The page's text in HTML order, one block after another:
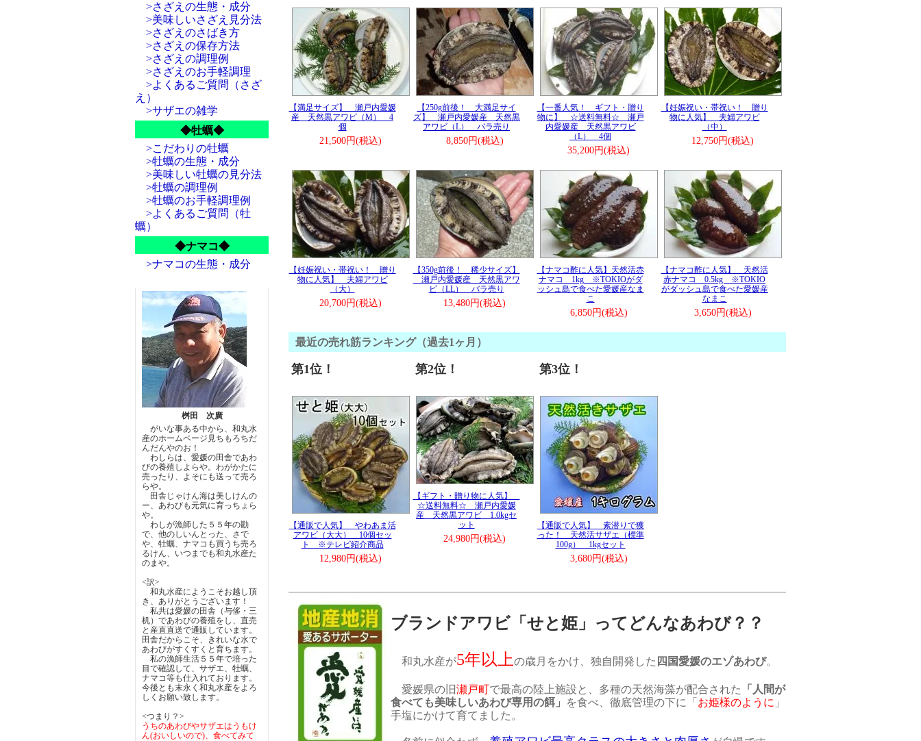
>さざえの生態・成分
>美味しいさざえ見分法
>さざえのさばき方
>さざえの保存方法
>さざえの調理例
>さざえのお手軽調理
>よくあるご質問（さざ
え）
>サザエの雑学
◆牡蠣◆
>こだわりの牡蠣
>牡蠣の生態・成分
>美味しい牡蠣の見分法
>牡蠣の調理例
>牡蠣のお手軽調理例
>よくあるご質問（牡
蠣）
◆ナマコ◆
>ナマコの生態・成分
桝田 次廣
がいな事ある中から、和丸水
産のホームページ見ちもろちだ
んだんやのお！
わしらは、愛媛の田舎であわ
びの養殖しよらや。わがかたに
売ったり、よそにも送って売ろ
らや。
田舎じゃけん海は美しけんの
ー、あわびも元気に育っちょら
や。
わしが漁師した５５年の勘
で、他のしいんとった、さで
や、牡蠣、ナマコも買うち売ろ
るけん、いつまでも和丸水産た
のまや。
<訳>
和丸水産にようこそお越し頂
き、ありがとうございます！
私共は愛媛の田舎（与侈・三
机）であわびの養殖をし、直売
と産直直送で通販しています。
田舎だからこそ、きれいな水で
あわびがすくすくと育ちます。
私の漁師生活５５年で培った
目で確認して、サザエ、牡蠣、
ナマコ等も仕入れております。
今後とも末永く和丸水産をよろ
しくお願い致します。
<つまり？>
うちのあわびやサザエはうもけ
ん(おいしいので)、食べてみて
年末年始、お届けします。
新着情報■ ───────────────(2024/12/9)
大手と違い、和丸水産は年末年始休みません。
毎日発送しますので、どうぞご注文下さい。
新着情報■ ───────────────(2024/11/11)
年末に向けてのご注文が増えております。
新着情報■ ───────────────(2024/10/16)
せと姫の出荷量が多くなってきました。
甘く美味しくて評判良いです。どうぞご利用下さい。
幻になってきています。
数量減少に高水温、磯焼けも日本各地で多発。
養殖アワビしか生き残らないかもしれません。
新着情報■ ───────────────(2024/8/12)
お盆でも発送してます。
ご注文も可能ですよ。
お盆のご注文、まだ間に合いますよ～。
美味しいアワビをご家族でお楽しみ下さい。
新着情報■ ───────────────(2024/7/24)
他社と違い、和丸水産はお盆期間も休みません。
す。
お中元やバーベキューでのご注文が増えております。
せと姫が多いです。どうぞご利用下さい。
新着情報■ ───────────────(2024/6/11)
父の日のご注文、まだ間に合います。せと姫が売れています。
新着情報■ ───────────────(2024/5/27)
父の日用にアワビ(せと姫)が売れています。
同時にサザエもよく売れています。
在庫はまだありますが、お早めにどうぞ。
新着情報■ ───────────────(2024/5/9)
あわびがバーベキュー用に売れています。
どうぞご利用下さい。
新着情報■ ───────────────(2024/5/2)
ゴールデンウィーク中もご注文を頂き、ありがとうございます。
和丸水産は無休ですので、大手と違いいつでもご発送しておりま
す。
どうぞご利用下さい。
今後ともよろしくお願いします。
新着情報■ ───────────────(2024/4/16)
最新の週間大衆（2024年４月15日発売号）に和丸水産のアワビが
載っています。
抽選でアワビのプレゼントになります。
どうぞご応募下さい。
新着情報■ ───────────────(2024/4/12)
天候が落ち着きませんね。
この中でもアワビは成長しています。
どうぞご利用下さい。
【満足サイズ】 瀬戸内愛媛
産 天然黒アワビ（M） 4
個
21,500円(税込)
【250g前後！ 大満足サイ
ズ】 瀬戸内愛媛産 天然黒
アワビ（L） バラ売り
8,850円(税込)
【一番人気！ ギフト・贈り
物に】 ☆送料無料☆ 瀬戸
内愛媛産 天然黒アワビ
（L） 4個
35,200円(税込)
【妊娠祝い・帯祝い！ 贈り
物に人気】 夫婦アワビ
（中）
12,750円(税込)
【妊娠祝い・帯祝い！ 贈り
物に人気】 夫婦アワビ
（大）
20,700円(税込)
【350g前後！ 稀少サイズ】
瀬戸内愛媛産 天然黒アワ
ビ（LL） バラ売り
13,480円(税込)
【ナマコ酢に人気】天然活赤
ナマコ 1kg ※TOKIOがダ
ッシュ島で食べた愛媛産なま
こ
6,850円(税込)
【ナマコ酢に人気】 天然活
赤ナマコ 0.5kg ※TOKIO
がダッシュ島で食べた愛媛産
なまこ
3,650円(税込)
最近の売れ筋ランキング（過去1ヶ月）
第1位！
【通販で人気】 やわあま活
アワビ（大大） 10個セッ
ト ※テレビ紹介商品
12,980円(税込)
第2位！
【ギフト・贈り物に人気】
☆送料無料☆ 瀬戸内愛媛
産 天然黒アワビ 1.0kgセ
ット
24,980円(税込)
第3位！
【通販で人気】 素潜りで獲
った！ 天然活サザエ（標準
100g） 1kgセット
3,680円(税込)
ブランドアワビ「せと姫」ってどんなあわび？？
和丸水産が5年以上の歳月をかけ、独自開発した 四国愛媛のエゾあわび。
愛媛県の旧瀬戸町で最高の陸上施設と、多種の天然海藻が配合された
「人間が
食べても美味しいあわび専用の餌」
を食べ、徹底管理の下に「 お姫様のように 」
手塩にかけて育てました。